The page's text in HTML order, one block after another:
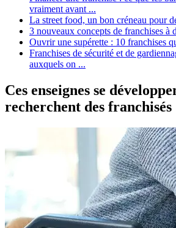
vraiment avant ...
La street food, un bon créneau pour
3 nouveaux concepts de franchises à
Ouvrir une supérette : 10 franchises
Franchises de sécurité et de
auxquels on ...
Ces enseignes se
recherchent des franchisés